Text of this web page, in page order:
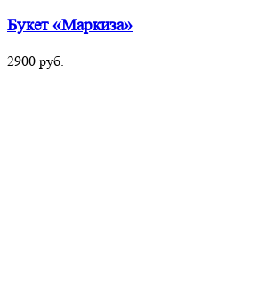
Букет «Маркиза»
2900 руб.